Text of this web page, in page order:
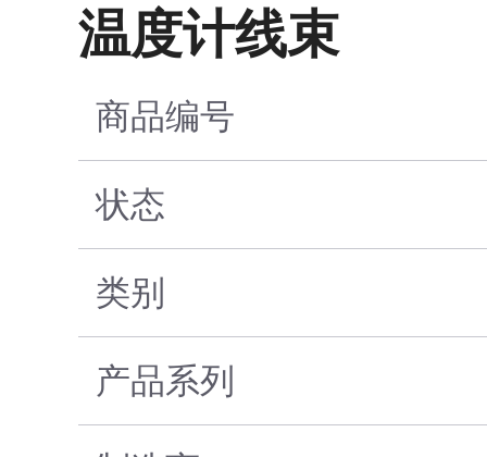
温度计线束
商品编号
状态
类别
产品系列